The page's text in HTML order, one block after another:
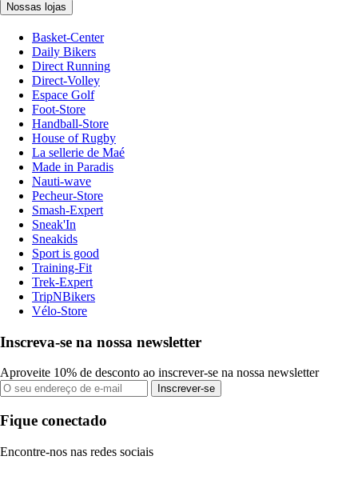
Nossas lojas
Basket-Center
Daily Bikers
Direct Running
Direct-Volley
Espace Golf
Foot-Store
Handball-Store
House of Rugby
La sellerie de Maé
Made in Paradis
Nauti-wave
Pecheur-Store
Smash-Expert
Sneak'In
Sneakids
Sport is good
Training-Fit
Trek-Expert
TripNBikers
Vélo-Store
Inscreva-se na nossa newsletter
Aproveite 10% de desconto ao inscrever-se na nossa newsletter
Inscrever-se
Fique conectado
Encontre-nos nas redes sociais